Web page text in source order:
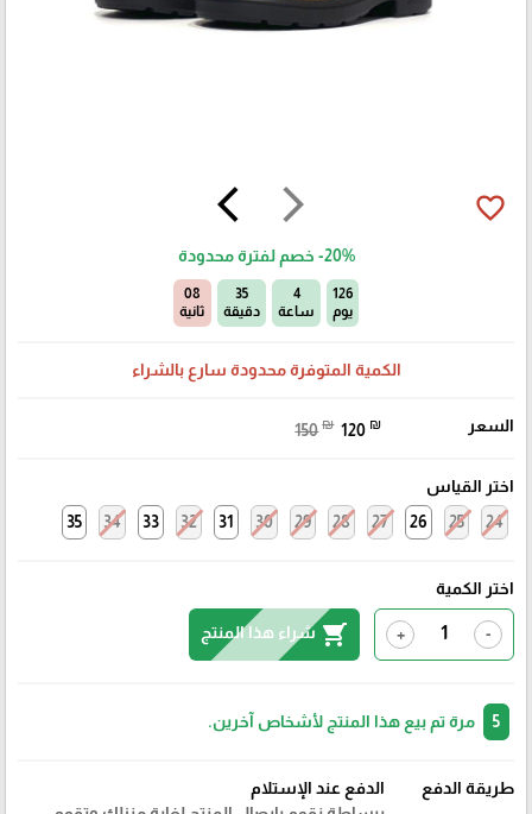
arrow_forward_ios
arrow_back_ios favorite_border
-20% خصم لفترة محدودة
126
يوم
4
ساعة
35
دقيقة
07
ثانية
الكمية المتوفرة محدودة سارع بالشراء
السعر 150 ₪ 120 ₪
اختر القياس
24
25
26
27
28
29
30
31
32
33
34
35
اختر الكمية
-
+
shopping_cart شراء هذا المنتج
مرة تم بيع هذا المنتج لأشخاص آخرين.
طريقة الدفع
الدفع عند الإستلام